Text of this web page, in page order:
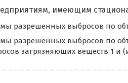
имеющим
разрешенных выбросов по
разрешенных выбросов по
загрязняющих веществ 1 и